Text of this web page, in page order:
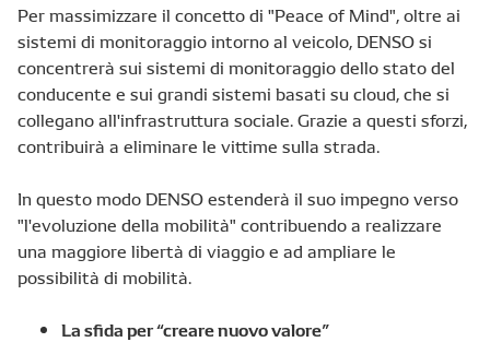
Per massimizzare il concetto di "Peace of Mind", oltre ai
sistemi di monitoraggio intorno al veicolo, DENSO si
concentrerà sui sistemi di monitoraggio dello stato del
conducente e sui grandi sistemi basati su cloud, che si
collegano all'infrastruttura sociale. Grazie a questi sforzi,
contribuirà a eliminare le vittime sulla strada.
In questo modo DENSO estenderà il suo impegno verso
"l'evoluzione della mobilità" contribuendo a realizzare
una maggiore libertà di viaggio e ad ampliare le
possibilità di mobilità.
La sfida per “creare nuovo valore”